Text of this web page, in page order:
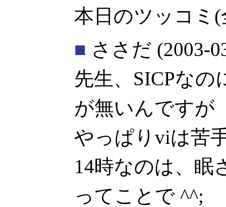
本日のツッコミ(
■ ささだ (2003-
先生、SICPなの
が無いんですが
やっぱりviは苦
14時なのは、眠
ってことで ^^;